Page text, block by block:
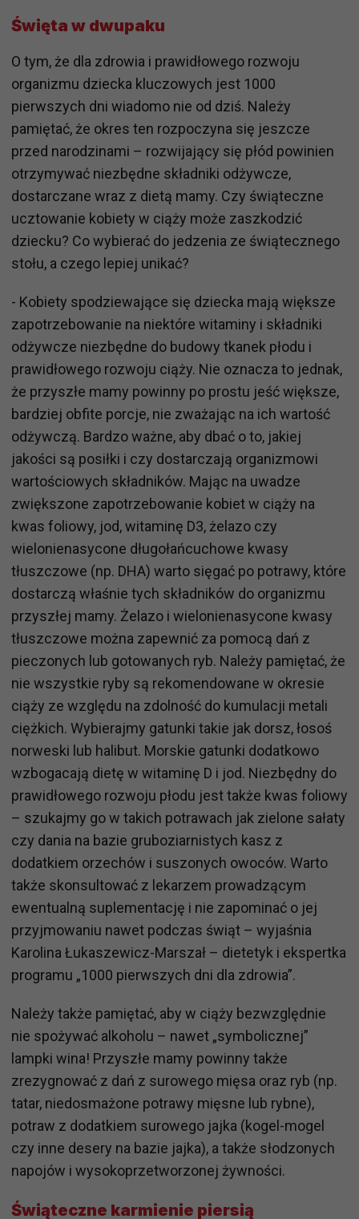
Święta w dwupaku
O tym, że dla zdrowia i prawidłowego rozwoju
organizmu dziecka kluczowych jest 1000
pierwszych dni wiadomo nie od dziś. Należy
pamiętać, że okres ten rozpoczyna się jeszcze
przed narodzinami – rozwijający się płód powinien
otrzymywać niezbędne składniki odżywcze,
dostarczane wraz z dietą mamy. Czy świąteczne
ucztowanie kobiety w ciąży może zaszkodzić
dziecku? Co wybierać do jedzenia ze świątecznego
stołu, a czego lepiej unikać?
- Kobiety spodziewające się dziecka mają większe
zapotrzebowanie na niektóre witaminy i składniki
odżywcze niezbędne do budowy tkanek płodu i
prawidłowego rozwoju ciąży. Nie oznacza to jednak,
że przyszłe mamy powinny po prostu jeść większe,
bardziej obfite porcje, nie zważając na ich wartość
odżywczą. Bardzo ważne, aby dbać o to, jakiej
jakości są posiłki i czy dostarczają organizmowi
wartościowych składników. Mając na uwadze
zwiększone zapotrzebowanie kobiet w ciąży na
kwas foliowy, jod, witaminę D3, żelazo czy
wielonienasycone długołańcuchowe kwasy
tłuszczowe (np. DHA) warto sięgać po potrawy, które
dostarczą właśnie tych składników do organizmu
przyszłej mamy. Żelazo i wielonienasycone kwasy
tłuszczowe można zapewnić za pomocą dań z
pieczonych lub gotowanych ryb. Należy pamiętać, że
nie wszystkie ryby są rekomendowane w okresie
ciąży ze względu na zdolność do kumulacji metali
ciężkich. Wybierajmy gatunki takie jak dorsz, łosoś
norweski lub halibut. Morskie gatunki dodatkowo
wzbogacają dietę w witaminę D i jod. Niezbędny do
prawidłowego rozwoju płodu jest także kwas foliowy
– szukajmy go w takich potrawach jak zielone sałaty
czy dania na bazie gruboziarnistych kasz z
dodatkiem orzechów i suszonych owoców. Warto
także skonsultować z lekarzem prowadzącym
ewentualną suplementację i nie zapominać o jej
przyjmowaniu nawet podczas świąt – wyjaśnia
Karolina Łukaszewicz-Marszał – dietetyk i ekspertka
programu „1000 pierwszych dni dla zdrowia”.
Należy także pamiętać, aby w ciąży bezwzględnie
nie spożywać alkoholu – nawet „symbolicznej”
lampki wina! Przyszłe mamy powinny także
zrezygnować z dań z surowego mięsa oraz ryb (np.
tatar, niedosmażone potrawy mięsne lub rybne),
potraw z dodatkiem surowego jajka (kogel-mogel
czy inne desery na bazie jajka), a także słodzonych
napojów i wysokoprzetworzonej żywności.
Świąteczne karmienie piersią